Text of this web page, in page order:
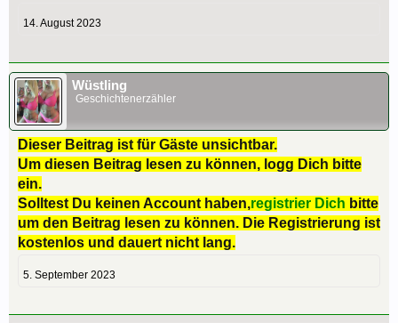
14. August 2023
Wüstling
Geschichtenerzähler
Dieser Beitrag ist für Gäste unsichtbar.
Um diesen Beitrag lesen zu können, logg Dich bitte
ein.
Solltest Du keinen Account haben,registrier Dich bitte
um den Beitrag lesen zu können. Die Registrierung ist
kostenlos und dauert nicht lang.
5. September 2023